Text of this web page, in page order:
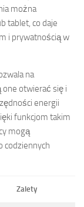
można
tablet, co daje
i prywatnością w
na
one otwierać się i
energii
funkcjom takim
mogą
codziennych
Zalety